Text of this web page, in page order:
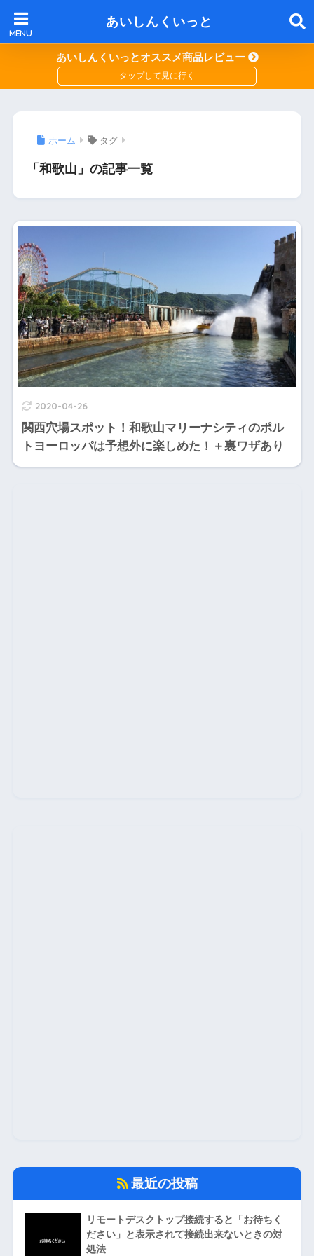
あいしんくいっと
あいしんくいっとオススメ商品レビュー
ホーム タグ
「和歌山」の記事一覧
2020-04-26
関西穴場スポット！和歌山マリーナシティのポル
トヨーロッパは予想外に楽しめた！＋裏ワザあり
最近の投稿
リモートデスクトップ接続すると「お待ちく
ださい」と表示されて接続出来ないときの対
処法